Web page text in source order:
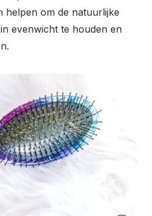
helpen om de natuurlijke
evenwicht te houden en